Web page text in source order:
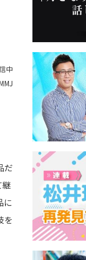
中
だ
継
に
を